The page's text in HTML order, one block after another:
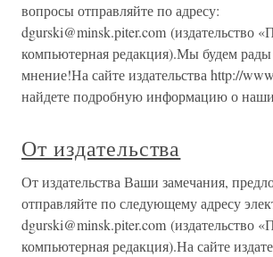
вопросы отправляйте по адресу:
dgurski@minsk.piter.com (издательство
компьютерная редакция).Мы будем рады
мнение!На сайте издательства http://
найдете подробную информацию о
От издательства
От издательства Ваши замечания,
отправляйте по следующему адресу
dgurski@minsk.piter.com (издательство
компьютерная редакция).На сайте